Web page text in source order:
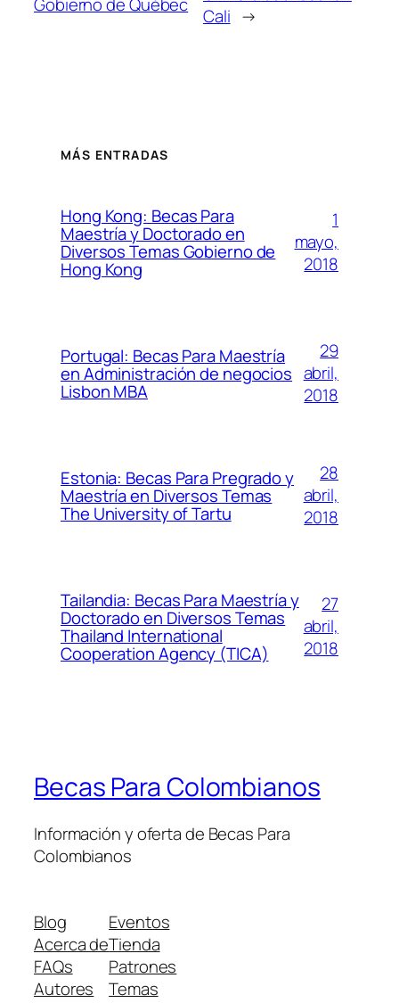
Gobierno de Québec
Cali →
MÁS ENTRADAS
Hong Kong: Becas Para
Maestría y Doctorado en
Diversos Temas Gobierno de
Hong Kong
1
mayo,
2018
Portugal: Becas Para Maestría
en Administración de negocios
Lisbon MBA
29
abril,
2018
Estonia: Becas Para Pregrado y
Maestría en Diversos Temas
The University of Tartu
28
abril,
2018
Tailandia: Becas Para Maestría y
Doctorado en Diversos Temas
Thailand International
Cooperation Agency (TICA)
27
abril,
2018
Becas Para Colombianos
Información y oferta de Becas Para
Colombianos
Blog
Acerca de
FAQs
Autores
Eventos
Tienda
Patrones
Temas